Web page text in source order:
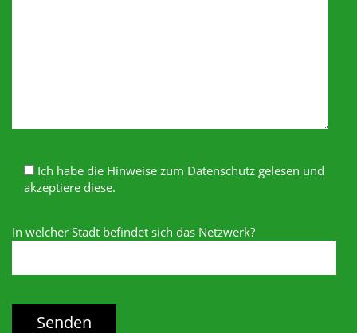
Ich habe die Hinweise zum Datenschutz gelesen und
akzeptiere diese.
In welcher Stadt befindet sich das Netzwerk?